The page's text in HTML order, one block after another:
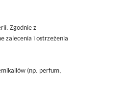
Zgodnie z
zalecenia i ostrzeżenia
(np. perfum,